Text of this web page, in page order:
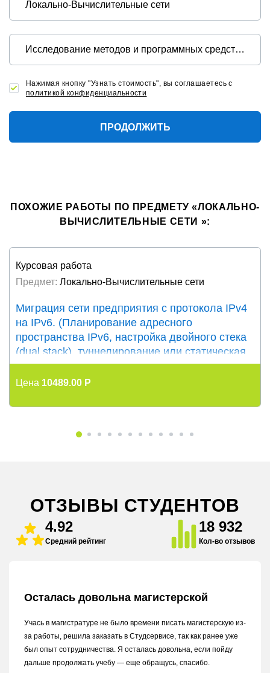
Нажимая кнопку "Узнать стоимость", вы соглашаетесь с
политикой конфиденциальности
ПРОДОЛЖИТЬ
ПОХОЖИЕ РАБОТЫ ПО ПРЕДМЕТУ «ЛОКАЛЬНО-
ВЫЧИСЛИТЕЛЬНЫЕ СЕТИ »:
Курсовая работа
Предмет: Локально-Вычислительные сети
Миграция сети предприятия с протокола IPv4
на IPv6. (Планирование адресного
пространства IPv6, настройка двойного стека
(dual stack), туннелирование или статическая
Цена 10489.00 P
ОТЗЫВЫ СТУДЕНТОВ
4.92
Средний рейтинг
18 932
Осталась довольна магистерской
Учась в магистратуре не было времени писать магистерскую из-
за работы, решила заказать в Студсервисе, так как ранее уже
был опыт сотрудничества. Я осталась довольна, если пойду
дальше продолжать учебу — еще обращусь, спасибо.